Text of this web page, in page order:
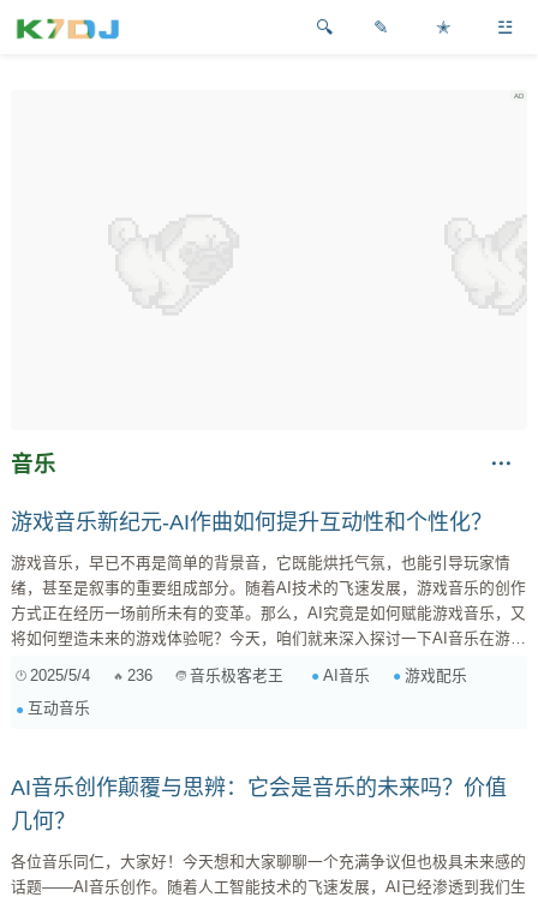
✎ ✭ ☳
音乐
游戏音乐新纪元-AI作曲如何提升互动性和个性化？
游戏音乐，早已不再是简单的背景音，它既能烘托气氛，也能引导玩家情
绪，甚至是叙事的重要组成部分。随着AI技术的飞速发展，游戏音乐的创作
方式正在经历一场前所未有的变革。那么，AI究竟是如何赋能游戏音乐，又
将如何塑造未来的游戏体验呢？今天，咱们就来深入探讨一下AI音乐在游戏
率的提升。传统的游戏音乐创作流程往往耗时耗力，需要作曲家、编曲家、
2025/5/4 236 音乐极客老王 AI音乐
游戏配乐
互动音乐
AI音乐创作颠覆与思辨：它会是音乐的未来吗？价值
几何？
各位音乐同仁，大家好！今天想和大家聊聊一个充满争议但也极具未来感的
话题——AI音乐创作。随着人工智能技术的飞速发展，AI已经渗透到我们生